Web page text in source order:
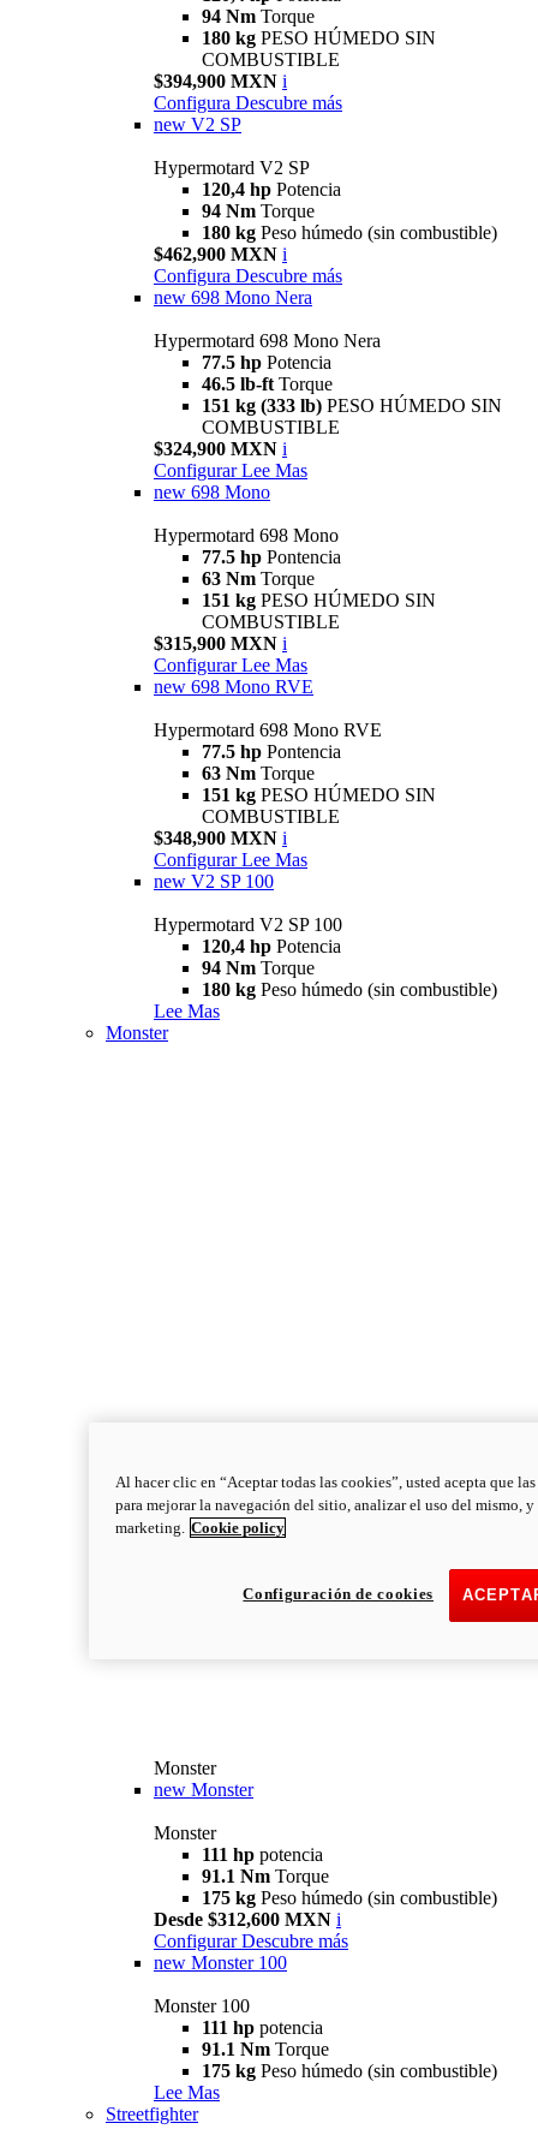
94 Nm Torque
180 kg PESO HÚMEDO SIN
COMBUSTIBLE
$394,900 MXN i
Configura Descubre más
new V2 SP
Hypermotard V2 SP
120,4 hp Potencia
94 Nm Torque
180 kg Peso húmedo (sin combustible)
$462,900 MXN i
Configura Descubre más
new 698 Mono Nera
Hypermotard 698 Mono Nera
77.5 hp Potencia
46.5 lb-ft Torque
151 kg (333 lb) PESO HÚMEDO SIN
COMBUSTIBLE
$324,900 MXN i
Configurar Lee Mas
new 698 Mono
Hypermotard 698 Mono
77.5 hp Pontencia
63 Nm Torque
151 kg PESO HÚMEDO SIN
COMBUSTIBLE
$315,900 MXN i
Configurar Lee Mas
new 698 Mono RVE
Hypermotard 698 Mono RVE
77.5 hp Pontencia
63 Nm Torque
151 kg PESO HÚMEDO SIN
COMBUSTIBLE
$348,900 MXN i
Configurar Lee Mas
new V2 SP 100
Hypermotard V2 SP 100
120,4 hp Potencia
94 Nm Torque
180 kg Peso húmedo (sin combustible)
Lee Mas
Monster
Monster
new Monster
Monster
111 hp potencia
91.1 Nm Torque
175 kg Peso húmedo (sin combustible)
Desde $312,600 MXN i
Configurar Descubre más
new Monster 100
Monster 100
111 hp potencia
91.1 Nm Torque
175 kg Peso húmedo (sin combustible)
Lee Mas
Streetfighter
Al hacer clic en “Aceptar todas las cookies”, usted acepta que
para mejorar la navegación del sitio, analizar el uso del mismo,
marketing. Cookie policy
Configuración de cookies